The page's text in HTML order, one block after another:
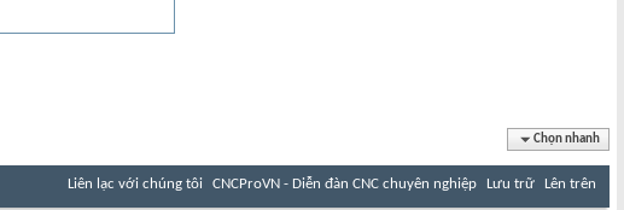
Chọn nhanh
Liên lạc với chúng tôi CNCProVN - Diễn đàn CNC chuyên nghiệp Lưu trữ Lên trên